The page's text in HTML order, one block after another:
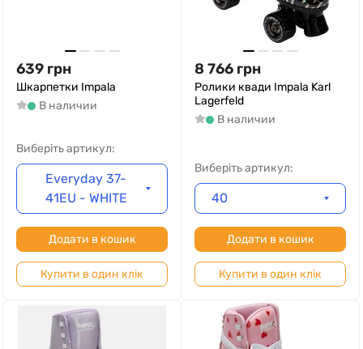
639 грн
Шкарпетки Impala
В наличии
Виберіть артикул:
Everyday 37-
41EU - WHITE
Додати в кошик
Купити в один клік
8 766 грн
Ролики квади Impala Karl
Lagerfeld
В наличии
Виберіть артикул:
40
Додати в кошик
Купити в один клік